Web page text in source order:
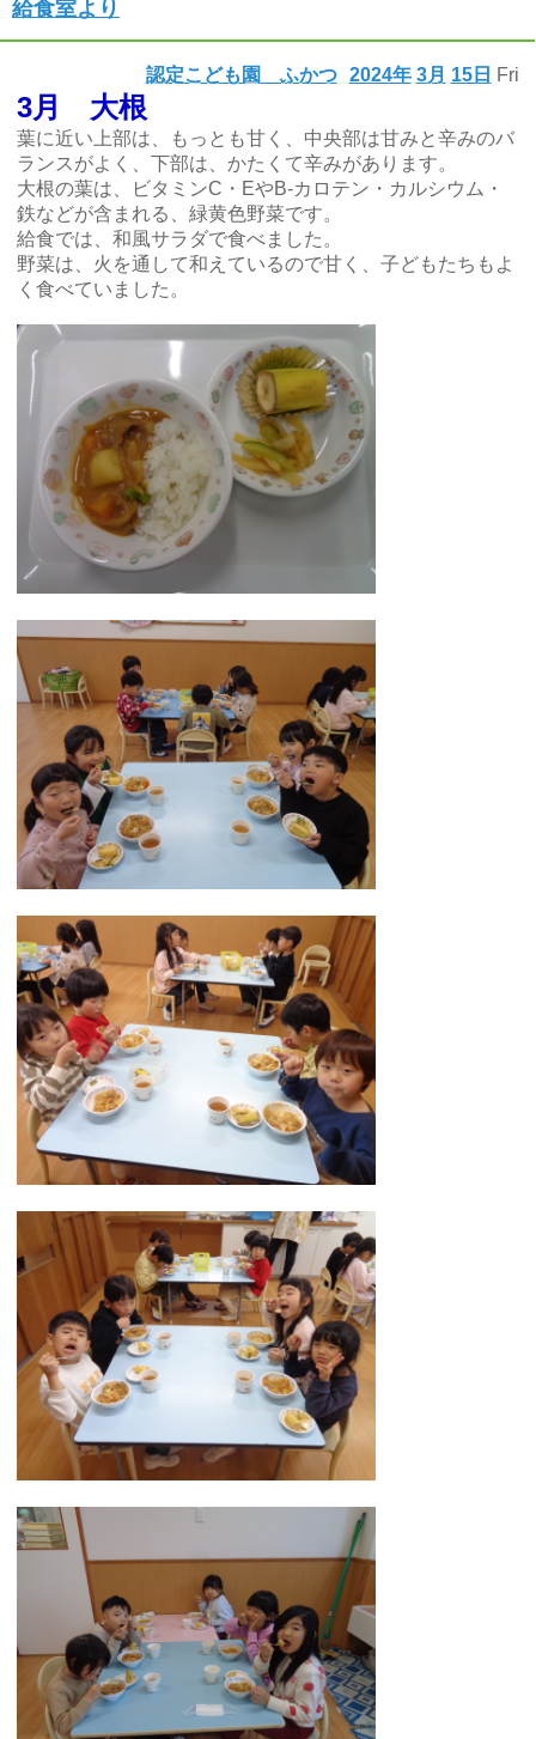
給食室より
2024年 3月 15日 Fri
認定こども園 ふかつ
3月 大根
葉に近い上部は、もっとも甘く、中央部は甘みと辛みのバ
ランスがよく、下部は、かたくて辛みがあります。
大根の葉は、ビタミンC・EやB-カロテン・カルシウム・
鉄などが含まれる、緑黄色野菜です。
給食では、和風サラダで食べました。
野菜は、火を通して和えているので甘く、子どもたちもよ
く食べていました。